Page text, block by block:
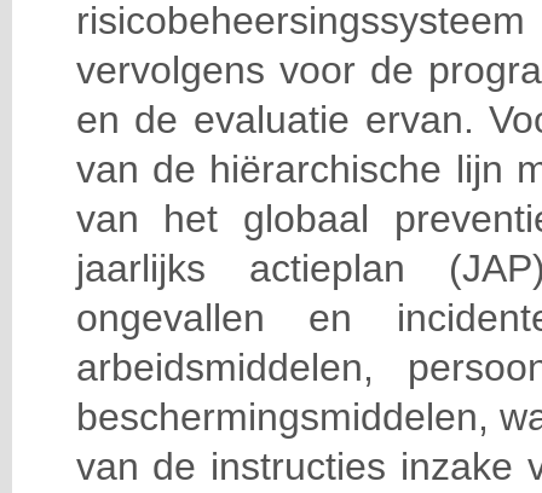
vervolgens voor de
en de evaluatie ervan.
van de hiërarchische lijn
van het globaal
jaarlijks actieplan
ongevallen en
arbeidsmiddelen,
beschermingsmiddelen,
van de instructies inzake